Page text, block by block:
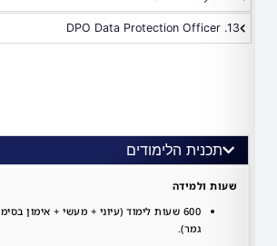
הלימודים​
600 שעות לימוד (עיוני + מעשי + אימון בסימולטור + פרויקט